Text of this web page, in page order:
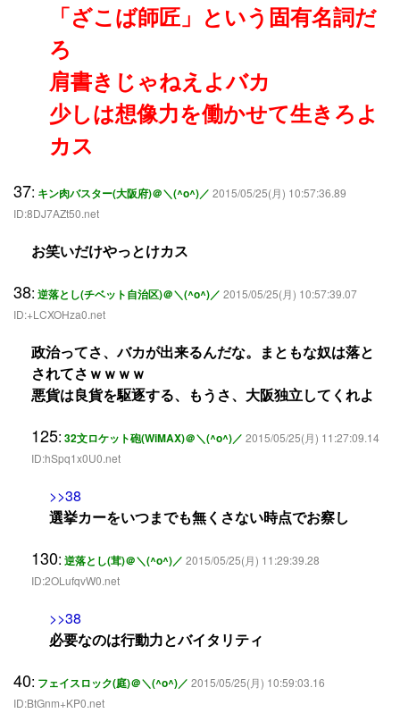
「ざこば師匠」という固有名詞だ
ろ
肩書きじゃねえよバカ
少しは想像力を働かせて生きろよ
カス
37: キン肉バスター(大阪府)＠＼(^o^)／ 2015/05/25(月) 10:57:36.89
ID:8DJ7AZt50.net
お笑いだけやっとけカス
38: 逆落とし(チベット自治区)＠＼(^o^)／ 2015/05/25(月) 10:57:39.07
ID:+LCXOHza0.net
政治ってさ、バカが出来るんだな。まともな奴は落と
されてさｗｗｗｗ
悪貨は良貨を駆逐する、もうさ、大阪独立してくれよ
125: 32文ロケット砲(WiMAX)＠＼(^o^)／ 2015/05/25(月) 11:27:09.14
ID:hSpq1x0U0.net
>>38
選挙カーをいつまでも無くさない時点でお察し
130: 逆落とし(茸)＠＼(^o^)／ 2015/05/25(月) 11:29:39.28
ID:2OLufqvW0.net
>>38
必要なのは行動力とバイタリティ
40: フェイスロック(庭)＠＼(^o^)／ 2015/05/25(月) 10:59:03.16
ID:BtGnm+KP0.net